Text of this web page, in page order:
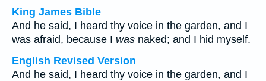
King James Bible
And he said, I heard thy voice in the garden, and I
was afraid, because I was naked; and I hid myself.
English Revised Version
And he said, I heard thy voice in the garden, and I